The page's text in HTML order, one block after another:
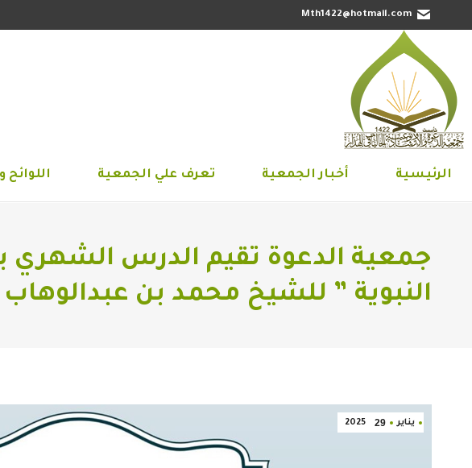
Mth1422@hotmail.com
الرئيسية أخبار الجمعية تعرف علي الجمعية
جمعية الدعوة تقيم الدرس الشهري
النبوية ” للشيخ محمد بن عبدالوهاب
يناير 29
2025
الرئيسية أخبار الجمعية تعرف علي الجمعية